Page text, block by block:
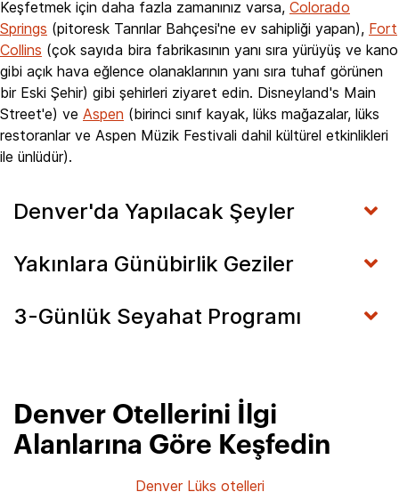
Keşfetmek için daha fazla zamanınız varsa, Colorado
Springs (pitoresk Tanrılar Bahçesi'ne ev sahipliği yapan), Fort
Collins (çok sayıda bira fabrikasının yanı sıra yürüyüş ve kano
gibi açık hava eğlence olanaklarının yanı sıra tuhaf görünen
bir Eski Şehir) gibi şehirleri ziyaret edin. Disneyland's Main
Street'e) ve Aspen (birinci sınıf kayak, lüks mağazalar, lüks
restoranlar ve Aspen Müzik Festivali dahil kültürel etkinlikleri
ile ünlüdür).
Denver'da Yapılacak Şeyler
Yakınlara Günübirlik Geziler
3-Günlük Seyahat Programı
Denver Otellerini İlgi
Alanlarına Göre Keşfedin
Denver Lüks otelleri